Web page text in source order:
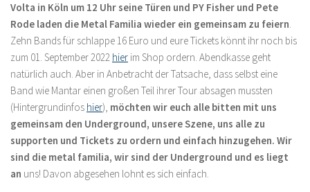
Volta in Köln um 12 Uhr seine Türen und PY Fisher und Pete
Rode laden die Metal Familia wieder ein gemeinsam zu feiern.
Zehn Bands für schlappe 16 Euro und eure Tickets könnt ihr noch bis
zum 01. September 2022 hier im Shop ordern. Abendkasse geht
natürlich auch. Aber in Anbetracht der Tatsache, dass selbst eine
Band wie Mantar einen großen Teil ihrer Tour absagen mussten
(Hintergrundinfos hier), möchten wir euch alle bitten mit uns
gemeinsam den Underground, unsere Szene, uns alle zu
supporten und Tickets zu ordern und einfach hinzugehen. Wir
sind die metal familia, wir sind der Underground und es liegt
an uns! Davon abgesehen lohnt es sich einfach.